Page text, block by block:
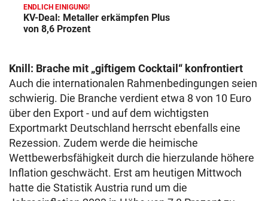
ENDLICH EINIGUNG!
KV-Deal: Metaller erkämpfen Plus
von 8,6 Prozent
Knill: Brache mit „giftigem Cocktail“ konfrontiert
Auch die internationalen Rahmenbedingungen seien
schwierig. Die Branche verdient etwa 8 von 10 Euro
über den Export - und auf dem wichtigsten
Exportmarkt Deutschland herrscht ebenfalls eine
Rezession. Zudem werde die heimische
Wettbewerbsfähigkeit durch die hierzulande höhere
Inflation geschwächt. Erst am heutigen Mittwoch
hatte die Statistik Austria rund um die